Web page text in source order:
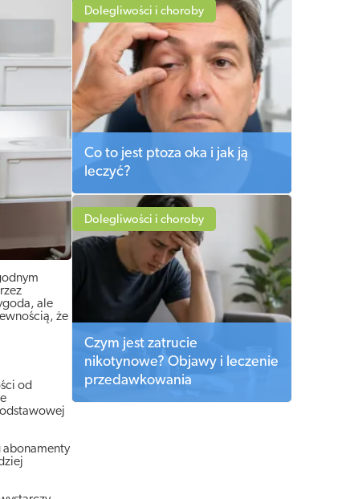
ale
że
od
abonamenty
Dolegliwości i choroby
Co to jest ptoza oka i jak ją
leczyć?
Dolegliwości i choroby
Czym jest zatrucie
nikotynowe? Objawy i leczenie
przedawkowania